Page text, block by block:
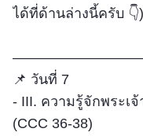
ได้ที่ด้านล่างนี้ครับ 👇)
📌 วันที่ 7
- III. ความรู้จักพระเ
(CCC 36-38)